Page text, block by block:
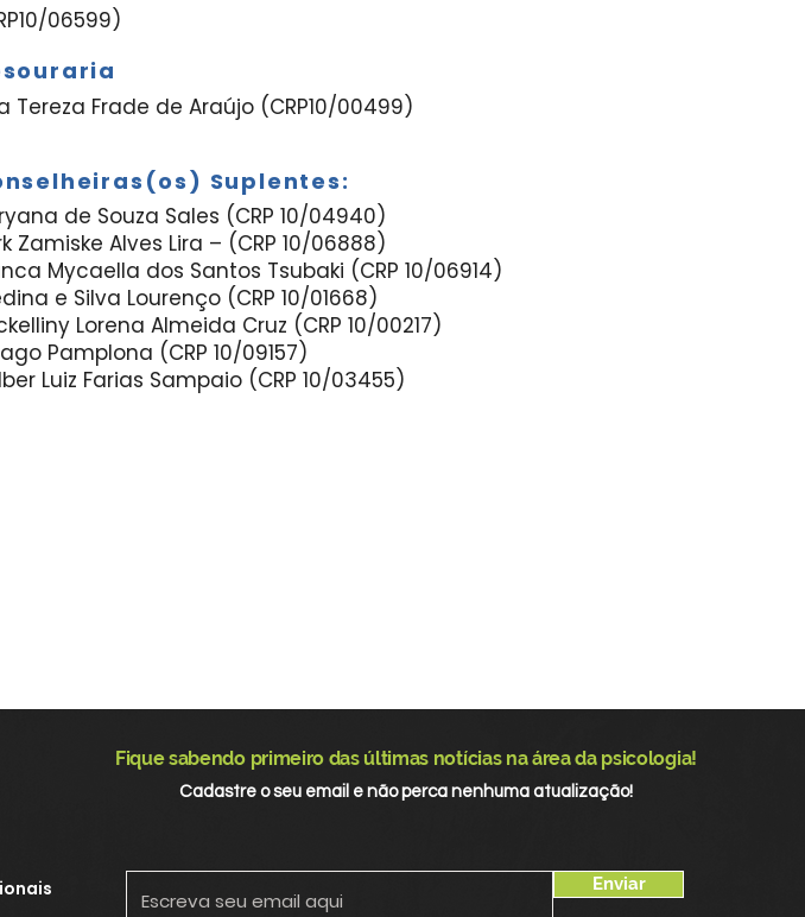
06599)
Tereza Frade de Araújo (CRP10/00499)
Suplentes:
de Souza Sales (CRP 10/04940)
Zamiske Alves Lira – (CRP 10/06888)
Mycaella dos Santos Tsubaki (CRP 10/06914)
e Silva Lourenço (CRP 10/01668)
Lorena Almeida Cruz (CRP 10/00217)
Pamplona (CRP 10/09157)
Luiz Farias Sampaio (CRP 10/03455)
Fique sabendo primeiro das últimas notícias na área da psicologia!
Cadastre o seu email e não perca nenhuma atualização!
Enviar